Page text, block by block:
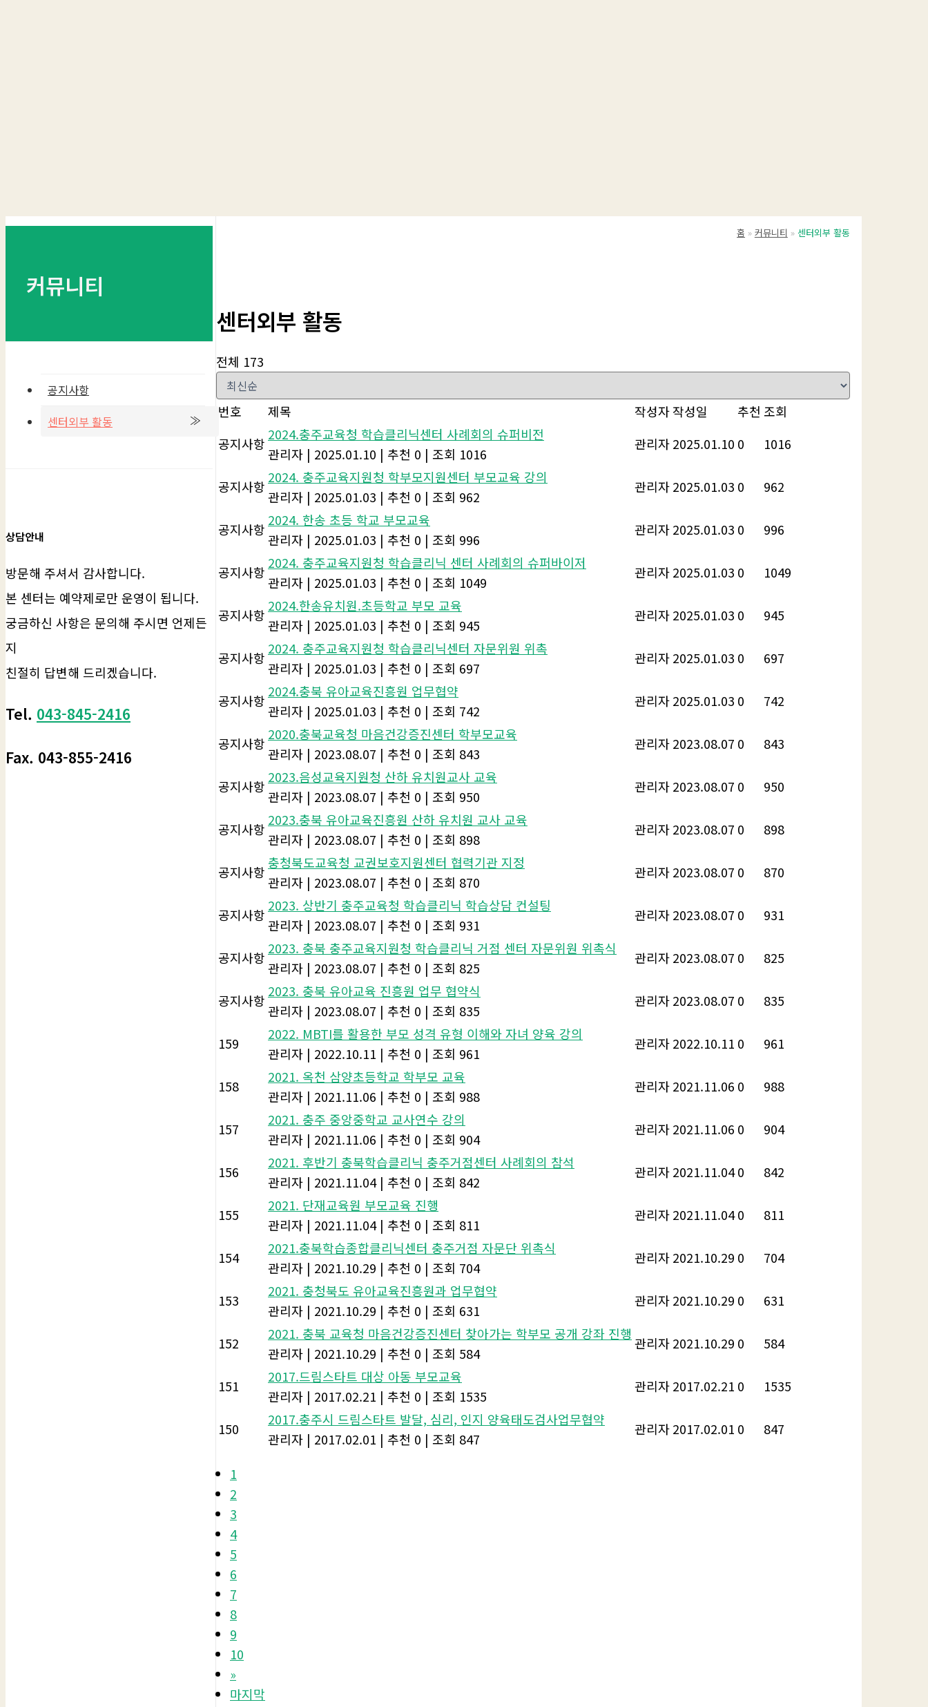
커뮤니티
공지사항
센터외부 활동
상담안내
방문해 주셔서 감사합니다.
본 센터는 예약제로만 운영이 됩니다.
궁금하신 사항은 문의해 주시면 언제든
지
친절히 답변해 드리겠습니다.
Tel. 043-845-2416
Fax. 043-855-2416
홈 커뮤니티 센터외부 활동
센터외부 활동
전체 173
번호 제목 작성자작성일 추천 조회
공지사항
2024.충주교육청 학습클리닉센터 사례회의 슈퍼비전
관리자 | 2025.01.10 | 추천 0 | 조회 1016
관리자2025.01.10 0 1016
공지사항
2024. 충주교육지원청 학부모지원센터 부모교육 강의
관리자 | 2025.01.03 | 추천 0 | 조회 962
관리자2025.01.03 0 962
공지사항
2024. 한송 초등 학교 부모교육
관리자 | 2025.01.03 | 추천 0 | 조회 996
관리자2025.01.03 0 996
공지사항
2024. 충주교육지원청 학습클리닉 센터 사례회의 슈퍼바이저
관리자 | 2025.01.03 | 추천 0 | 조회 1049
관리자2025.01.03 0 1049
공지사항
2024.한송유치원.초등학교 부모 교육
관리자 | 2025.01.03 | 추천 0 | 조회 945
관리자2025.01.03 0 945
공지사항
2024. 충주교육지원청 학습클리닉센터 자문위원 위촉
관리자 | 2025.01.03 | 추천 0 | 조회 697
관리자2025.01.03 0 697
공지사항
2024.충북 유아교육진흥원 업무협약
관리자 | 2025.01.03 | 추천 0 | 조회 742
관리자2025.01.03 0 742
공지사항
2020.충북교육청 마음건강증진센터 학부모교육
관리자 | 2023.08.07 | 추천 0 | 조회 843
관리자2023.08.07 0 843
공지사항
2023.음성교육지원청 산하 유치원교사 교육
관리자 | 2023.08.07 | 추천 0 | 조회 950
관리자2023.08.07 0 950
공지사항
2023.충북 유아교육진흥원 산하 유치원 교사 교육
관리자 | 2023.08.07 | 추천 0 | 조회 898
관리자2023.08.07 0 898
공지사항
충청북도교육청 교권보호지원센터 협력기관 지정
관리자 | 2023.08.07 | 추천 0 | 조회 870
관리자2023.08.07 0 870
공지사항
2023. 상반기 충주교육청 학습클리닉 학습상담 컨설팅
관리자 | 2023.08.07 | 추천 0 | 조회 931
관리자2023.08.07 0 931
공지사항
2023. 충북 충주교육지원청 학습클리닉 거점 센터 자문위원 위촉식
관리자 | 2023.08.07 | 추천 0 | 조회 825
관리자2023.08.07 0 825
공지사항
2023. 충북 유아교육 진흥원 업무 협약식
관리자 | 2023.08.07 | 추천 0 | 조회 835
관리자2023.08.07 0 835
159
2022. MBTI를 활용한 부모 성격 유형 이해와 자녀 양육 강의
관리자 | 2022.10.11 | 추천 0 | 조회 961
관리자2022.10.11 0 961
158
2021. 옥천 삼양초등학교 학부모 교육
관리자 | 2021.11.06 | 추천 0 | 조회 988
관리자2021.11.06 0 988
157
2021. 충주 중앙중학교 교사연수 강의
관리자 | 2021.11.06 | 추천 0 | 조회 904
관리자2021.11.06 0 904
156
2021. 후반기 충북학습클리닉 충주거점센터 사례회의 참석
관리자 | 2021.11.04 | 추천 0 | 조회 842
관리자2021.11.040 842
155
2021. 단재교육원 부모교육 진행
관리자 | 2021.11.04 | 추천 0 | 조회 811
관리자2021.11.040 811
154
2021.충북학습종합클리닉센터 충주거점 자문단 위촉식
관리자 | 2021.10.29 | 추천 0 | 조회 704
관리자2021.10.29 0 704
153
2021. 충청북도 유아교육진흥원과 업무협약
관리자 | 2021.10.29 | 추천 0 | 조회 631
관리자2021.10.29 0 631
152
2021. 충북 교육청 마음건강증진센터 찾아가는 학부모 공개 강좌 진행
관리자 | 2021.10.29 | 추천 0 | 조회 584
관리자2021.10.29 0 584
151
2017.드림스타트 대상 아동 부모교육
관리자 | 2017.02.21 | 추천 0 | 조회 1535
관리자2017.02.21 0 1535
150
2017.충주시 드림스타트 발달, 심리, 인지 양육태도검사업무협약
관리자 | 2017.02.01 | 추천 0 | 조회 847
관리자2017.02.01 0 847
1
2
3
4
5
6
7
8
9
10
»
마지막